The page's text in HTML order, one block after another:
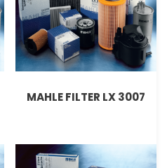
MAHLE FILTER LX 3007